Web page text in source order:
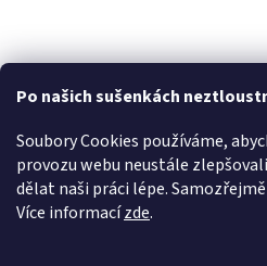
Po našich sušenkách
Soubory Cookies používáme,
provozu webu neustále
dělat naši práci lépe.
Více informacízde.